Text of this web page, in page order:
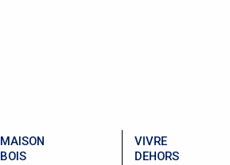
MAISON
BOIS
VIVRE
DEHORS